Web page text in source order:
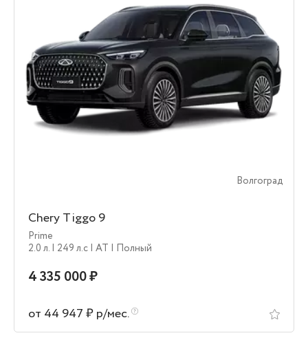
Волгоград
Chery Tiggo 9
Prime
2.0 л. | 249 л.c | AT | Полный
4 335 000 ₽
от 44 947 ₽ р/мес.